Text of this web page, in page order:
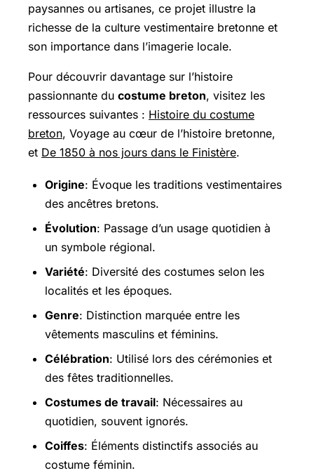
paysannes ou artisanes, ce projet illustre la
richesse de la culture vestimentaire bretonne et
son importance dans l’imagerie locale.
Pour découvrir davantage sur l’histoire
passionnante du costume breton, visitez les
ressources suivantes : Histoire du costume
breton, Voyage au cœur de l’histoire bretonne,
et De 1850 à nos jours dans le Finistère.
Origine: Évoque les traditions vestimentaires
des ancêtres bretons.
Évolution: Passage d’un usage quotidien à
un symbole régional.
Variété: Diversité des costumes selon les
localités et les époques.
Genre: Distinction marquée entre les
vêtements masculins et féminins.
Célébration: Utilisé lors des cérémonies et
des fêtes traditionnelles.
Costumes de travail: Nécessaires au
quotidien, souvent ignorés.
Coiffes: Éléments distinctifs associés au
costume féminin.